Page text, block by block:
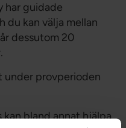
har guidade
du kan välja mellan
dessutom 20
under provperioden
bland annat hjälpa